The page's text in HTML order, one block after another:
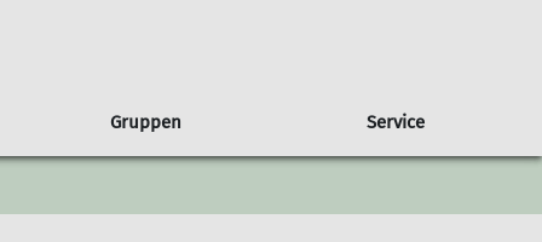
Presse Sponsoren
Partnerschaft Natur & Klima
Ausbildungsberichte
Gruppen
Albatros Wandern Wettkampfklettern
Service
Freiwilligendienst